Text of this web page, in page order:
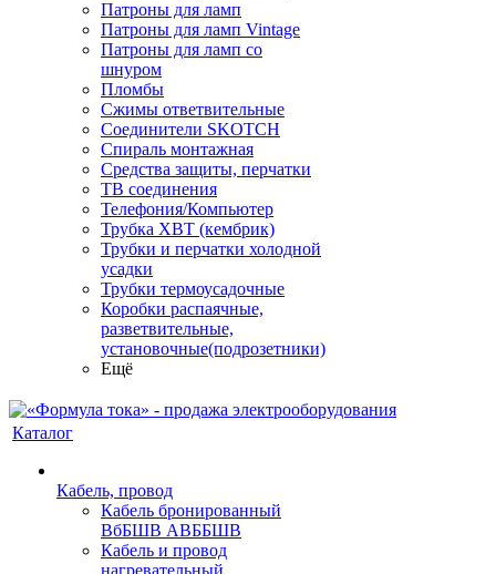
Патроны для ламп
Патроны для ламп Vintage
Патроны для ламп со
шнуром
Пломбы
Сжимы ответвительные
Соединители SKOTCH
Спираль монтажная
Средства защиты, перчатки
ТВ соединения
Телефония/Компьютер
Трубка ХВТ (кембрик)
Трубки и перчатки холодной
усадки
Трубки термоусадочные
Коробки распаячные,
разветвительные,
установочные(подрозетники)
Ещё
Каталог
Кабель, провод
Кабель бронированный
ВбБШВ АВББШВ
Кабель и провод